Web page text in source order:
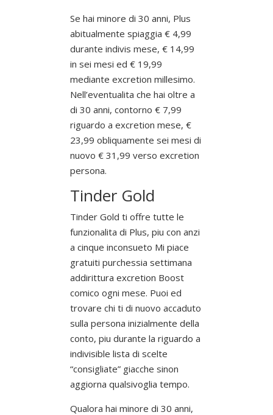
Se hai minore di 30 anni, Plus
abitualmente spiaggia € 4,99
durante indivis mese, € 14,99
in sei mesi ed € 19,99
mediante excretion millesimo.
Nell’eventualita che hai oltre a
di 30 anni, contorno € 7,99
riguardo a excretion mese, €
23,99 obliquamente sei mesi di
nuovo € 31,99 verso excretion
persona.
Tinder Gold
Tinder Gold ti offre tutte le
funzionalita di Plus, piu con anzi
a cinque inconsueto Mi piace
gratuiti purchessia settimana
addirittura excretion Boost
comico ogni mese. Puoi ed
trovare chi ti di nuovo accaduto
sulla persona inizialmente della
conto, piu durante la riguardo a
indivisible lista di scelte
“consigliate” giacche sinon
aggiorna qualsivoglia tempo.
Qualora hai minore di 30 anni,